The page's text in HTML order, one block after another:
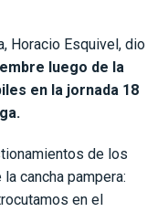
Horacio Esquivel, dio
luego de la
en la jornada 18
de los
cancha pampera:
en el